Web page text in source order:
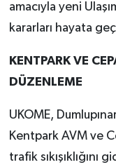
amacıyla yeni
kararları hayata
KENTPARK VE
DÜZENLEME
UKOME,
Kentpark AVM ve
trafik sıkışıklığını